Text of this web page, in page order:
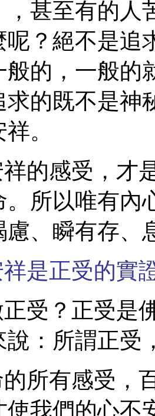
，甚至有的人
呢？絕不是追
般的，一般的
求的既不是神
。
祥的感受，才
。所以唯有內
慮、瞬有存、
祥是正受的實
受？正受是
說：所謂正受
所有感受，
使我們的心不